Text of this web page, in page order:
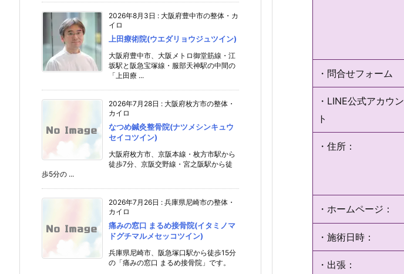
・問合せフォーム
・LINE公式アカウン
ト
・住所：
・ホームページ：
・施術日時：
・出張：
2026年8月3日 : 大阪府豊中市の整体・カ
イロ
上田療術院(ウエダリョウジュツイン)
大阪府豊中市、大阪メトロ御堂筋線・江
坂駅と阪急宝塚線・服部天神駅の中間の
「上田療 ...
2026年7月28日 : 大阪府枚方市の整体・
カイロ
なつめ鍼灸整骨院(ナツメシンキュウ
セイコツイン)
大阪府枚方市、京阪本線・枚方市駅から
徒歩7分、京阪交野線・宮之阪駅から徒
歩5分の ...
2026年7月26日 : 兵庫県尼崎市の整体・
カイロ
痛みの窓口 まるめ接骨院(イタミノマ
ドグチマルメセッコツイン)
兵庫県尼崎市、阪急塚口駅から徒歩15分
の「痛みの窓口 まるめ接骨院」です。